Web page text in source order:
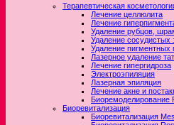
Терапевтическая
Лечение целлюлита
Лечение
Удаление рубцов,
Удаление сосудистых
Удаление пигментных
Лазерное удаление
Лечение гипергидроза
Электроэпиляция
Лазерная эпиляция
Лечение акне и
Биоремоделирование
Биоревитализация
Биоревитализация